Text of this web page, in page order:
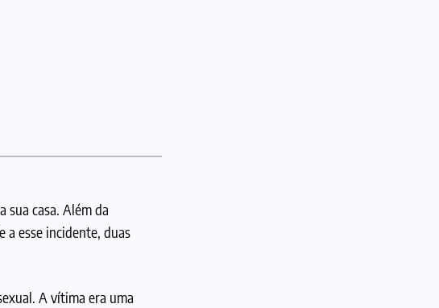
sua casa. Além da
esse incidente, duas
A vítima era uma